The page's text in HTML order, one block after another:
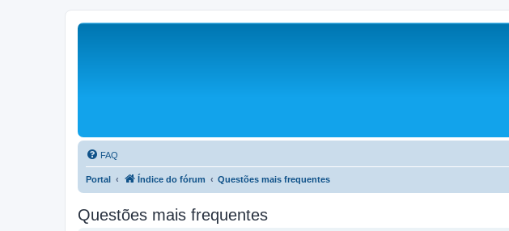
FAQ
Portal Índice do fórum Questões mais frequentes
Questões mais frequentes